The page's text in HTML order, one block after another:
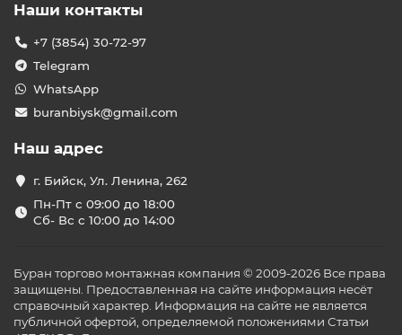
Наши контакты
+7 (3854) 30-72-97
Telegram
WhatsApp
buranbiysk@gmail.com
Наш адрес
г. Бийск, Ул. Ленина, 262
Пн-Пт с 09:00 до 18:00
Сб- Вс с 10:00 до 14:00
Буран торгово монтажная компания © 2009-2026 Все права
защищены. Предоставленная на сайте информация несёт
справочный характер. Информация на сайте не является
публичной офертой, определяемой положениями Статьи